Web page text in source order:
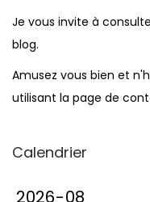
Je vous invite à
blog.
Amusez vous bien et
utilisant la page de
Calendrier